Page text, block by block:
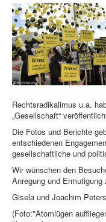
Rechtsradikalimus u.a.
„Gesellschaft“
Die Fotos und Berichte
entschiedenen
gesellschaftliche und
Wir wünschen den
Anregung und
Gisela und Joachim
(Foto:"Atomlügen